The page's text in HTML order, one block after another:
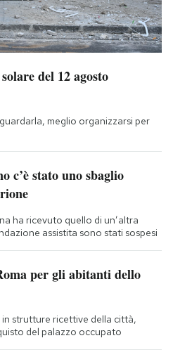
del 12 agosto
meglio organizzarsi per
c’è stato uno sbaglio
ha ricevuto quello di un’altra
assistita sono stati sospesi
per gli abitanti dello
strutture ricettive della città,
del palazzo occupato